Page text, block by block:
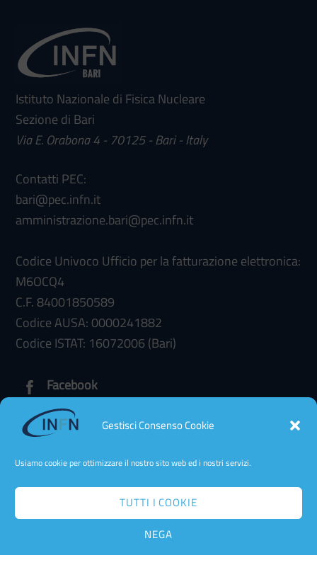
Gestisci Consenso Cookie
Usiamo cookie per ottimizzare il nostro sito web ed i nostri servizi.
TUTTI I COOKIE
NEGA
Istituto Nazionale di Fisica Nucleare
Sezione di Bari
Via E. Orabona 4 - 70125 - Bari - Italy
Contatti PEC:
bari@pec.infn.it
amministrazione.bari@pec.infn.it
Codice Univoco Ufficio per la fatturazione elettronica:
M6OCQ4
C.F. 84001850589
Codice AUSA: 0000241882
Codice ISTAT: 16072006 (Bari)
Facebook
Amministrazione trasparente
Dichiarazione di Accessibilità
Cookie Policy
Privacy Policy Web